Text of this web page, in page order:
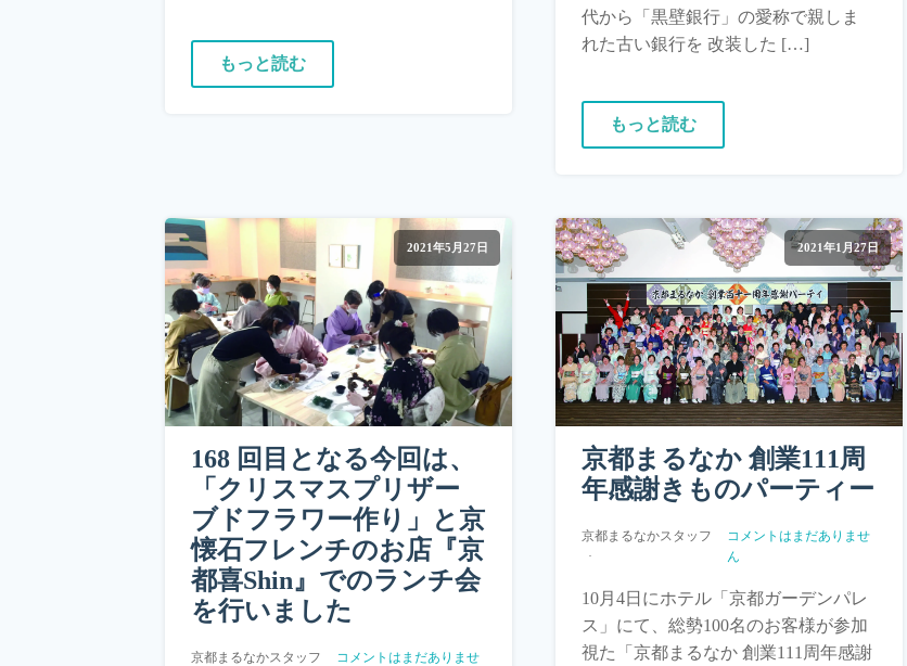
もっと読む
代から「黒壁銀行」の愛称で親しま
れた古い銀行を 改装した […]
もっと読む
2021年5月27日
168 回目となる今回は、
「クリスマスプリザー
ブドフラワー作り」と京
懐石フレンチのお店『京
都喜Shin』でのランチ会
を行いました
京都まるなかスタッフ
コメントはまだありませ
2021年1月27日
京都まるなか 創業111周
年感謝きものパーティー
京都まるなかスタッフ
コメントはまだありませ
ん
10月4日にホテル「京都ガーデンパレ
ス」にて、総勢100名のお客様が参加
視た「京都まるなか 創業111周年感謝